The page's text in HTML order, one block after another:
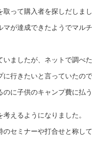
って購入者を探しだしまし
マが達成できたようでマル
ましたが、ネットで調べ
行きたいと言っていたの
に子供のキャンプ費に払
えるようになりました。
のセミナーや打合せと称し